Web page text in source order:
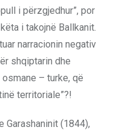
i përzgjedhur”, por
i takojnë Ballkanit.
narracionin negativ
shqiptarin dhe
– turke, që
territoriale”?!
Garashaninit (1844),